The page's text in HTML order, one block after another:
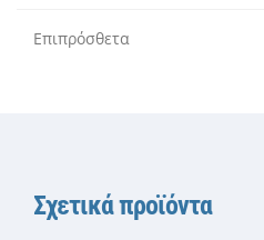
Επιπρόσθετα
Σχετικά προϊόντα